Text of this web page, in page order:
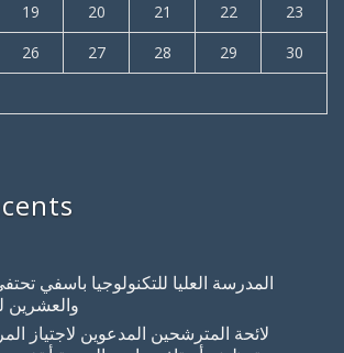
19 20 21 22
23
26 27 28 29
30
المدرسة العليا للتكنولوجيا باسفي
والعشرين
لائحة المترشحين المدعوين لاجتياز